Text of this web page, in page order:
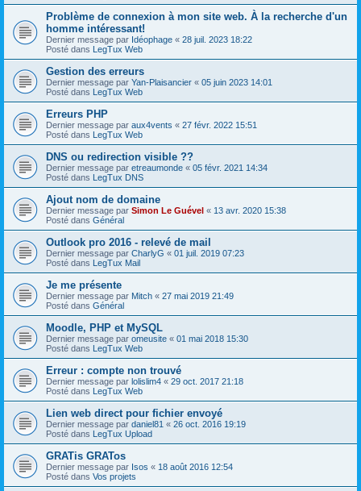
Problème de connexion à mon site web. À la recherche d'un
homme intéressant!
Dernier message par Idéophage « 28 juil. 2023 18:22
Posté dans LegTux Web
Gestion des erreurs
Dernier message par Yan-Plaisancier « 05 juin 2023 14:01
Posté dans LegTux Web
Erreurs PHP
Dernier message par aux4vents « 27 févr. 2022 15:51
Posté dans LegTux Web
DNS ou redirection visible ??
Dernier message par etreaumonde « 05 févr. 2021 14:34
Posté dans LegTux DNS
Ajout nom de domaine
Dernier message par Simon Le Guével « 13 avr. 2020 15:38
Posté dans Général
Outlook pro 2016 - relevé de mail
Dernier message par CharlyG « 01 juil. 2019 07:23
Posté dans LegTux Mail
Je me présente
Dernier message par Mitch « 27 mai 2019 21:49
Posté dans Général
Moodle, PHP et MySQL
Dernier message par omeusite « 01 mai 2018 15:30
Posté dans LegTux Web
Erreur : compte non trouvé
Dernier message par lolislim4 « 29 oct. 2017 21:18
Posté dans LegTux Web
Lien web direct pour fichier envoyé
Dernier message par daniel81 « 26 oct. 2016 19:19
Posté dans LegTux Upload
GRATis GRATos
Dernier message par Isos « 18 août 2016 12:54
Posté dans Vos projets